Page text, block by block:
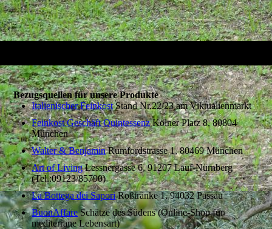
Bezugsquellen für unsere Produkte
Italienischer FeinkostStand Nr.22/23 am Viktualienmarkt
Feinkost Geschäft QuintessenzKölner Platz 8, 80804
München
Walter & BenjaminRumfordstrasse 1, 80469 München
Art of LivingLessnergasse 6, 91207 Lauf-Nürnberg
(Tel.:09123/85790)
La Bottega dei SaporiRoßtränke 1, 94032 Passau
BuonAffareSchätze des Südens (Online-Shop für
mediterrane Lebensart)